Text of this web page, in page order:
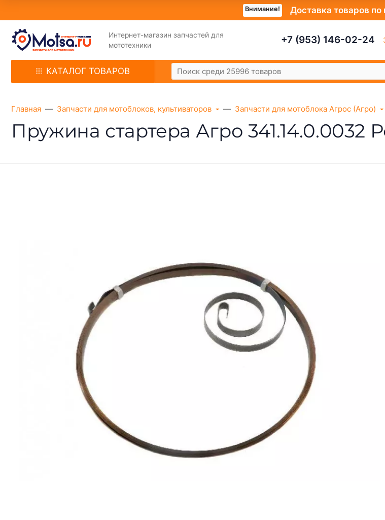
Внимание! Доставка товаров по
Интернет-магазин запчастей для
мототехники
+7 (953) 146-02-24
КАТАЛОГ ТОВАРОВ
Главная Запчасти для мотоблоков, культиваторов Запчасти для мотоблока Агрос (Агро)
Пружина стартера Агро 341.14.0.0032